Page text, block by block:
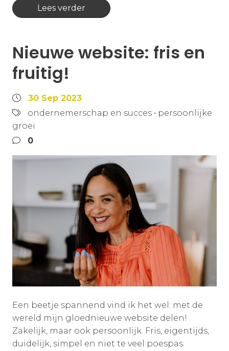
Lees verder
Nieuwe website: fris en
fruitig!
30 Sep 2023
ondernemerschap en succes • persoonlijke
groei
0
Een beetje spannend vind ik het wel: met de
wereld mijn gloednieuwe website delen!
Zakelijk, maar ook persoonlijk. Fris, eigentijds,
duidelijk, simpel en niet te veel poespas.